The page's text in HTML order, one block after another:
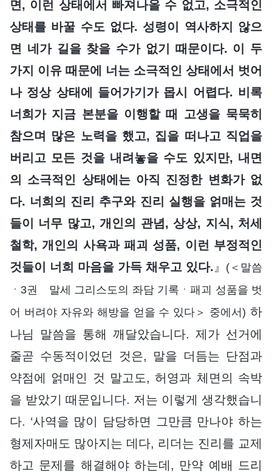
면, 이런 상태에서 빠져나올 수 없고, 소극적인
상태를 바꿀 수도 없다. 성령이 역사하지 않으
면 네가 길을 찾을 수가 없기 때문이다. 이 두
가지 이유 때문에 너는 소극적인 상태에서 벗어
나 정상 상태에 들어가기가 몹시 어렵다. 비록
너희가 지금 본분을 이행할 때 고생을 묵묵히
참으며 많은 노력을 했고, 집을 떠나고 직업을
버리고 모든 것을 내려놓을 수도 있지만, 내면
의 소극적인 상태에는 아직 진정한 변화가 없
다. 너희의 진리 추구와 진리 실행을 얽매는 것
들이 너무 많고, 개인의 관념, 상상, 지식, 처세
철학, 개인의 사욕과 패괴 성품, 이런 부정적인
것들이 너희 마음을 가득 채우고 있다. 』 (＜말씀
ㆍ3권 말세 그리스도의 좌담 기록ㆍ패괴 성품을 벗
어 버려야 자유와 해방을 얻을 수 있다＞ 중에서) 하
나님 말씀을 통해 깨달았습니다. 제가 선거에
줄곧 수동적이었던 것은, 말을 더듬는 단점과
약점에 얽매인 것 말고도, 허영과 체면의 속박
을 받았기 때문입니다. 저는 이렇게 생각했습니
다. ‘사역을 많이 담당하면 그만큼 만나야 하는
형제자매도 많아지는 데다, 리더는 진리를 교제
하고 문제를 해결해야 하는데, 만약 예배 드리